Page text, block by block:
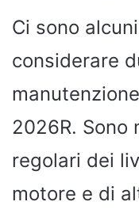
Ci sono
considerare
2026R. Sono
regolari dei
motore e di